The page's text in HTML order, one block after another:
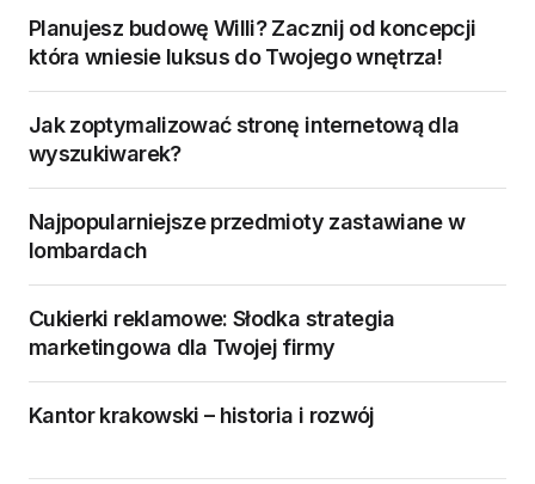
Planujesz budowę Willi? Zacznij od koncepcji
która wniesie luksus do Twojego wnętrza!
Jak zoptymalizować stronę internetową dla
wyszukiwarek?
Najpopularniejsze przedmioty zastawiane w
lombardach
Cukierki reklamowe: Słodka strategia
marketingowa dla Twojej firmy
Kantor krakowski – historia i rozwój